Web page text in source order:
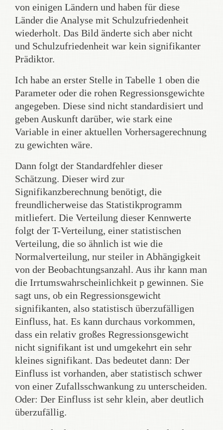
von einigen Ländern und haben für diese
Länder die Analyse mit Schulzufriedenheit
wiederholt. Das Bild änderte sich aber nicht
und Schulzufriedenheit war kein signifikanter
Prädiktor.
Ich habe an erster Stelle in Tabelle 1 oben die
Parameter oder die rohen Regressionsgewichte
angegeben. Diese sind nicht standardisiert und
geben Auskunft darüber, wie stark eine
Variable in einer aktuellen Vorhersagerechnung
zu gewichten wäre.
Dann folgt der Standardfehler dieser
Schätzung. Dieser wird zur
Signifikanzberechnung benötigt, die
freundlicherweise das Statistikprogramm
mitliefert. Die Verteilung dieser Kennwerte
folgt der T-Verteilung, einer statistischen
Verteilung, die so ähnlich ist wie die
Normalverteilung, nur steiler in Abhängigkeit
von der Beobachtungsanzahl. Aus ihr kann man
die Irrtumswahrscheinlichkeit p gewinnen. Sie
sagt uns, ob ein Regressionsgewicht
signifikanten, also statistisch überzufälligen
Einfluss, hat. Es kann durchaus vorkommen,
dass ein relativ großes Regressionsgewicht
nicht signifikant ist und umgekehrt ein sehr
kleines signifikant. Das bedeutet dann: Der
Einfluss ist vorhanden, aber statistisch schwer
von einer Zufallsschwankung zu unterscheiden.
Oder: Der Einfluss ist sehr klein, aber deutlich
überzufällig.